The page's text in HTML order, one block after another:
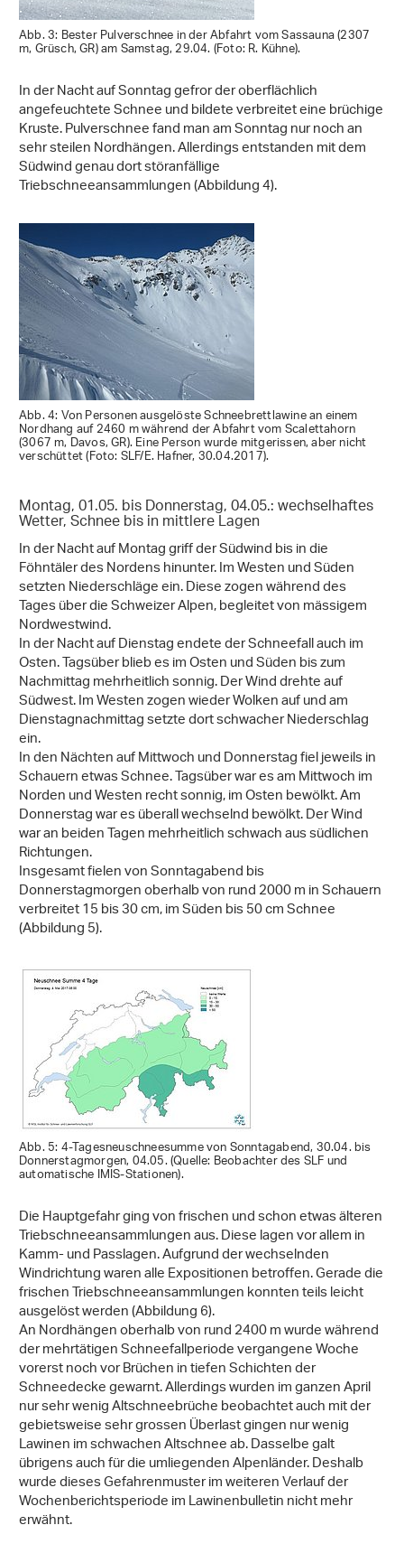
Abb. 3: Bester Pulverschnee in der Abfahrt vom Sassauna (2307
m, Grüsch, GR) am Samstag, 29.04. (Foto: R. Kühne).
In der Nacht auf Sonntag gefror der oberflächlich
angefeuchtete Schnee und bildete verbreitet eine brüchige
Kruste. Pulverschnee fand man am Sonntag nur noch an
sehr steilen Nordhängen. Allerdings entstanden mit dem
Südwind genau dort störanfällige
Triebschneeansammlungen (Abbildung 4).
Abb. 4: Von Personen ausgelöste Schneebrettlawine an einem
Nordhang auf 2460 m während der Abfahrt vom Scalettahorn
(3067 m, Davos, GR). Eine Person wurde mitgerissen, aber nicht
verschüttet (Foto: SLF/E. Hafner, 30.04.2017).
Montag, 01.05. bis Donnerstag, 04.05.: wechselhaftes
Wetter, Schnee bis in mittlere Lagen
In der Nacht auf Montag griff der Südwind bis in die
Föhntäler des Nordens hinunter. Im Westen und Süden
setzten Niederschläge ein. Diese zogen während des
Tages über die Schweizer Alpen, begleitet von mässigem
Nordwestwind.
In der Nacht auf Dienstag endete der Schneefall auch im
Osten. Tagsüber blieb es im Osten und Süden bis zum
Nachmittag mehrheitlich sonnig. Der Wind drehte auf
Südwest. Im Westen zogen wieder Wolken auf und am
Dienstagnachmittag setzte dort schwacher Niederschlag
ein.
In den Nächten auf Mittwoch und Donnerstag fiel jeweils in
Schauern etwas Schnee. Tagsüber war es am Mittwoch im
Norden und Westen recht sonnig, im Osten bewölkt. Am
Donnerstag war es überall wechselnd bewölkt. Der Wind
war an beiden Tagen mehrheitlich schwach aus südlichen
Richtungen.
Insgesamt fielen von Sonntagabend bis
Donnerstagmorgen oberhalb von rund 2000 m in Schauern
verbreitet 15 bis 30 cm, im Süden bis 50 cm Schnee
(Abbildung 5).
Abb. 5: 4-Tagesneuschneesumme von Sonntagabend, 30.04. bis
Donnerstagmorgen, 04.05. (Quelle: Beobachter des SLF und
automatische IMIS-Stationen).
Die Hauptgefahr ging von frischen und schon etwas älteren
Triebschneeansammlungen aus. Diese lagen vor allem in
Kamm- und Passlagen. Aufgrund der wechselnden
Windrichtung waren alle Expositionen betroffen. Gerade die
frischen Triebschneeansammlungen konnten teils leicht
ausgelöst werden (Abbildung 6).
An Nordhängen oberhalb von rund 2400 m wurde während
der mehrtätigen Schneefallperiode vergangene Woche
vorerst noch vor Brüchen in tiefen Schichten der
Schneedecke gewarnt. Allerdings wurden im ganzen April
nur sehr wenig Altschneebrüche beobachtet auch mit der
gebietsweise sehr grossen Überlast gingen nur wenig
Lawinen im schwachen Altschnee ab. Dasselbe galt
übrigens auch für die umliegenden Alpenländer. Deshalb
wurde dieses Gefahrenmuster im weiteren Verlauf der
Wochenberichtsperiode im Lawinenbulletin nicht mehr
erwähnt.